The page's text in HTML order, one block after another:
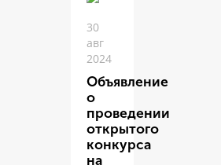
30
авг
2024
Объявление
о
проведении
открытого
конкурса
на